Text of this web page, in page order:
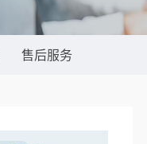
售后服务